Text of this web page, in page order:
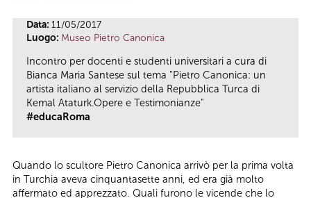
Data: 11/05/2017
Luogo: Museo Pietro Canonica
Incontro per docenti e studenti universitari a cura di
Bianca Maria Santese sul tema "Pietro Canonica: un
artista italiano al servizio della Repubblica Turca di
Kemal Ataturk.Opere e Testimonianze"
#educaRoma
Quando lo scultore Pietro Canonica arrivò per la prima volta
in Turchia aveva cinquantasette anni, ed era già molto
affermato ed apprezzato. Quali furono le vicende che lo